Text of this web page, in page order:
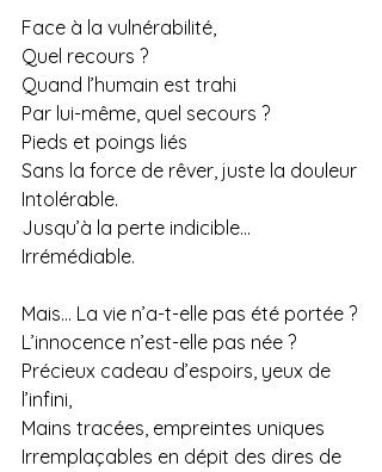
Face à la vulnérabilité,
Quel recours ?
Quand l’humain est trahi
Par lui-même, quel secours ?
Pieds et poings liés
Sans la force de rêver, juste la douleur
Intolérable.
Jusqu’à la perte indicible…
Irrémédiable.
Mais… La vie n’a-t-elle pas été portée ?
L’innocence n’est-elle pas née ?
Précieux cadeau d’espoirs, yeux de
l’infini,
Mains tracées, empreintes uniques
Irremplaçables en dépit des dires de